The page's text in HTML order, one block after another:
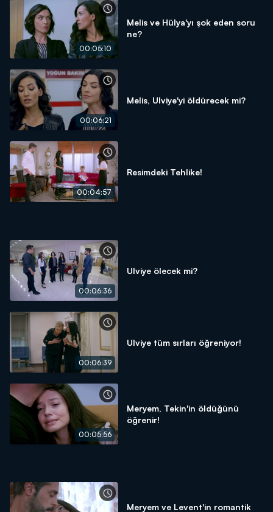
00:05:10
Melis ve Hülya'yı şok eden soru
ne?
00:06:21
Melis, Ulviye'yi öldürecek mi?
00:04:57
Resimdeki Tehlike!
00:06:36
Ulviye ölecek mi?
00:06:39
Ulviye tüm sırları öğreniyor!
00:05:56
Meryem, Tekin'in öldüğünü
öğrenir!
Meryem ve Levent'in romantik